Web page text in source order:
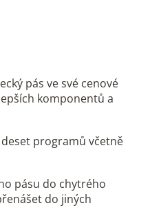
pás ve své cenové
komponentů a
programů včetně
pásu do chytrého
do jiných